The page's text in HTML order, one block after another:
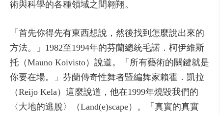
術與科學的各種領域之間翱翔。
「首先你得先有東西想說，然後找到怎麼說出來的
方法。」1982至1994年的芬蘭總統毛諾．柯伊維斯
托（Mauno Koivisto）說道。「所有藝術的關鍵就是
你要在場。」芬蘭傳奇性舞者暨編舞家賴霍．凱拉
（Reijo Kela）這麼說道，他在1999年燒毀我們的
〈大地的逃脫〉（Land(e)scape）。「真實的真實